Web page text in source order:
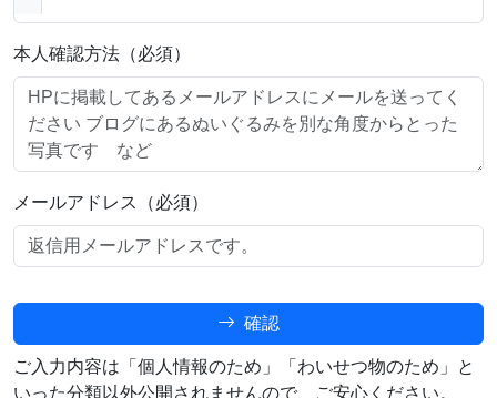
本人確認方法（必須）
メールアドレス（必須）
確認
ご入力内容は「個人情報のため」「わいせつ物のため」と
いった分類以外公開されませんので、ご安心ください。